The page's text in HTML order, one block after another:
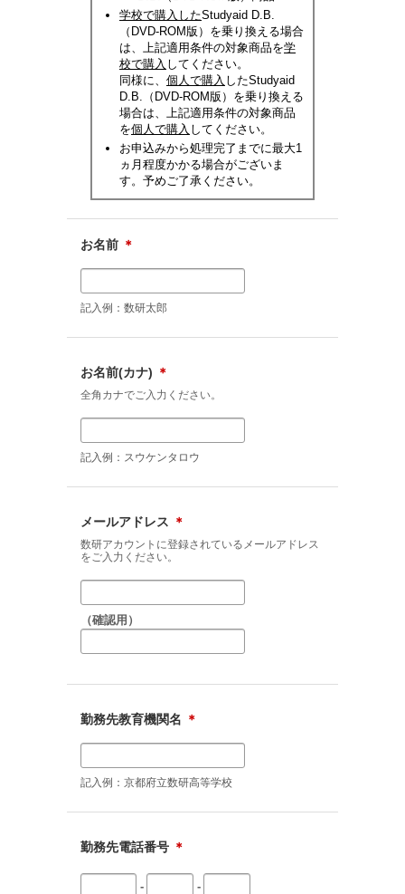
学校で購入したStudyaid D.B.
（DVD-ROM版）を乗り換える場合
は、上記適用条件の対象商品を学
校で購入 してください。
同様に、 個人で購入 したStudyaid
D.B.（DVD-ROM版）を乗り換える
場合は、上記適用条件の対象商品
を個人で購入 してください。
お申込みから処理完了までに最大1
ヵ月程度かかる場合がございま
す。予めご了承ください。
お名前 ＊
記入例：数研太郎
お名前(カナ) ＊
全角カナでご入力ください。
記入例：スウケンタロウ
メールアドレス ＊
数研アカウントに登録されているメールアドレス
をご入力ください。
（確認用）
勤務先教育機関名 ＊
記入例：京都府立数研高等学校
勤務先電話番号 ＊
- -